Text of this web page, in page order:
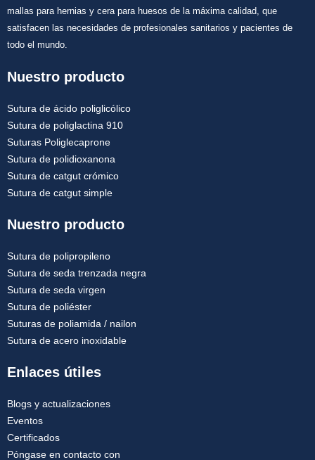
mallas para hernias y cera para huesos de la máxima calidad, que
satisfacen las necesidades de profesionales sanitarios y pacientes de
todo el mundo.
Nuestro producto
Sutura de ácido poliglicólico
Sutura de poliglactina 910
Suturas Poliglecaprone
Sutura de polidioxanona
Sutura de catgut crómico
Sutura de catgut simple
Nuestro producto
Sutura de polipropileno
Sutura de seda trenzada negra
Sutura de seda virgen
Sutura de poliéster
Suturas de poliamida / nailon
Sutura de acero inoxidable
Enlaces útiles
Blogs y actualizaciones
Eventos
Certificados
Póngase en contacto con